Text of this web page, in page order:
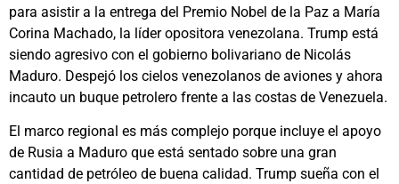
para asistir a la entrega del Premio Nobel de la Paz a María
Corina Machado, la líder opositora venezolana. Trump está
siendo agresivo con el gobierno bolivariano de Nicolás
Maduro. Despejó los cielos venezolanos de aviones y ahora
incauto un buque petrolero frente a las costas de Venezuela.
El marco regional es más complejo porque incluye el apoyo
de Rusia a Maduro que está sentado sobre una gran
cantidad de petróleo de buena calidad. Trump sueña con el